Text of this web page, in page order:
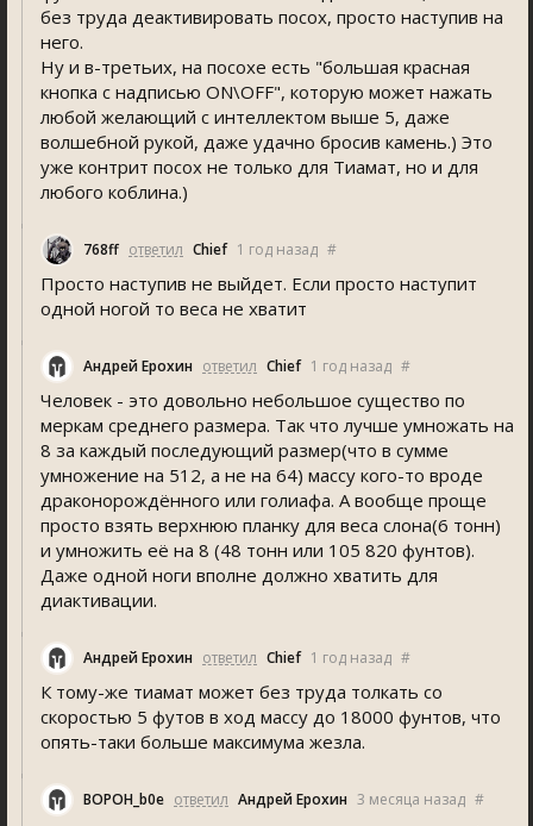
без труда деактивировать посох, просто наступив на
него.
Ну и в-третьих, на посохе есть "большая красная
кнопка с надписью ON\OFF", которую может нажать
любой желающий с интеллектом выше 5, даже
волшебной рукой, даже удачно бросив камень.) Это
уже контрит посох не только для Тиамат, но и для
любого коблина.)
768ff ответил Chief 1 год назад #
Просто наступив не выйдет. Если просто наступит
одной ногой то веса не хватит
Андрей Ерохин ответил Chief 1 год назад #
Человек - это довольно небольшое существо по
меркам среднего размера. Так что лучше умножать на
8 за каждый последующий размер(что в сумме
умножение на 512, а не на 64) массу кого-то вроде
драконорождённого или голиафа. А вообще проще
просто взять верхнюю планку для веса слона(6 тонн)
и умножить её на 8 (48 тонн или 105 820 фунтов).
Даже одной ноги вполне должно хватить для
диактивации.
Андрей Ерохин ответил Chief 1 год назад #
К тому-же тиамат может без труда толкать со
скоростью 5 футов в ход массу до 18000 фунтов, что
опять-таки больше максимума жезла.
BOPOH_b0e ответил Андрей Ерохин 3 месяца назад #